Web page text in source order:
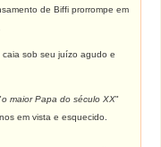
de Biffi prorrompe em
sob seu juízo agudo e
o maior Papa do século XX"
em vista e esquecido.